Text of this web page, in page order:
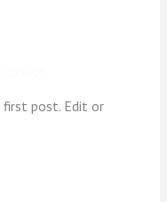
first post. Edit or